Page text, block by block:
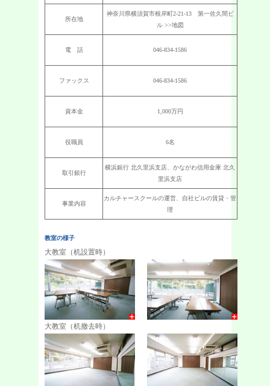
所在地
神奈川県横須賀市根岸町2-21-13 第一佐久間ビ
ル >>地図
電 話 046-834-1586
ファックス 046-834-1586
資本金 1,000万円
役職員 6名
取引銀行
横浜銀行 北久里浜支店、かながわ信用金庫 北久
里浜支店
事業内容
カルチャースクールの運営、自社ビルの賃貸・管
理
教室の様子
大教室（机設置時）
大教室（机撤去時）